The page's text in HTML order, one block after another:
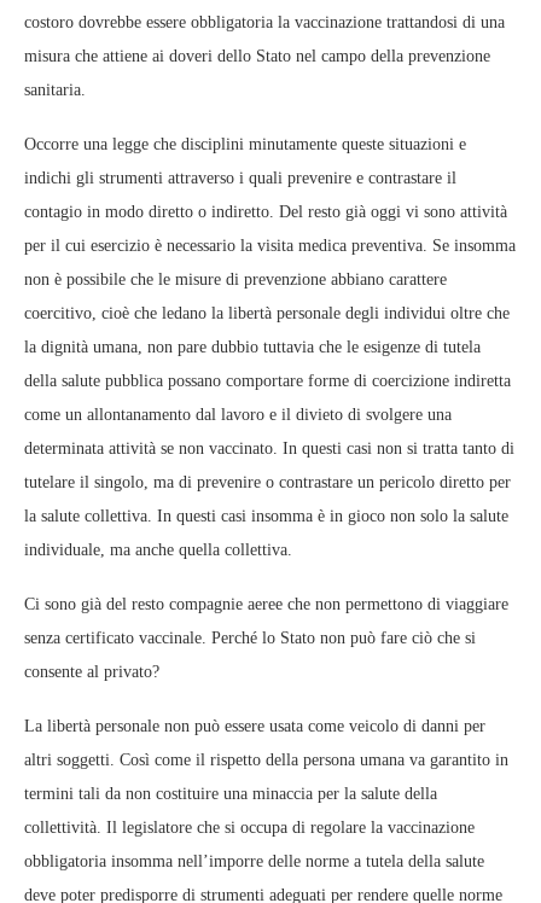
costoro dovrebbe essere obbligatoria la vaccinazione trattandosi di una
misura che attiene ai doveri dello Stato nel campo della prevenzione
sanitaria.
Occorre una legge che disciplini minutamente queste situazioni e
indichi gli strumenti attraverso i quali prevenire e contrastare il
contagio in modo diretto o indiretto. Del resto già oggi vi sono attività
per il cui esercizio è necessario la visita medica preventiva. Se insomma
non è possibile che le misure di prevenzione abbiano carattere
coercitivo, cioè che ledano la libertà personale degli individui oltre che
la dignità umana, non pare dubbio tuttavia che le esigenze di tutela
della salute pubblica possano comportare forme di coercizione indiretta
come un allontanamento dal lavoro e il divieto di svolgere una
determinata attività se non vaccinato. In questi casi non si tratta tanto di
tutelare il singolo, ma di prevenire o contrastare un pericolo diretto per
la salute collettiva. In questi casi insomma è in gioco non solo la salute
individuale, ma anche quella collettiva.
Ci sono già del resto compagnie aeree che non permettono di viaggiare
senza certificato vaccinale. Perché lo Stato non può fare ciò che si
consente al privato?
La libertà personale non può essere usata come veicolo di danni per
altri soggetti. Così come il rispetto della persona umana va garantito in
termini tali da non costituire una minaccia per la salute della
collettività. Il legislatore che si occupa di regolare la vaccinazione
obbligatoria insomma nell’imporre delle norme a tutela della salute
deve poter predisporre di strumenti adeguati per rendere quelle norme